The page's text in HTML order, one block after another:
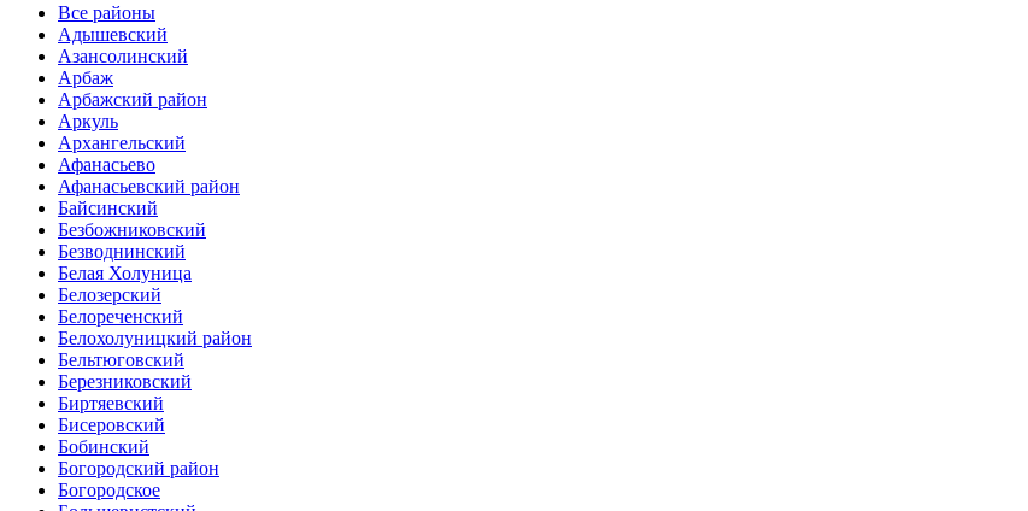
Все районы
Адышевский
Азансолинский
Арбаж
Арбажский район
Аркуль
Архангельский
Афанасьево
Афанасьевский район
Байсинский
Безбожниковский
Безводнинский
Белая Холуница
Белозерский
Белореченский
Белохолуницкий район
Бельтюговский
Березниковский
Биртяевский
Бисеровский
Бобинский
Богородский район
Богородское